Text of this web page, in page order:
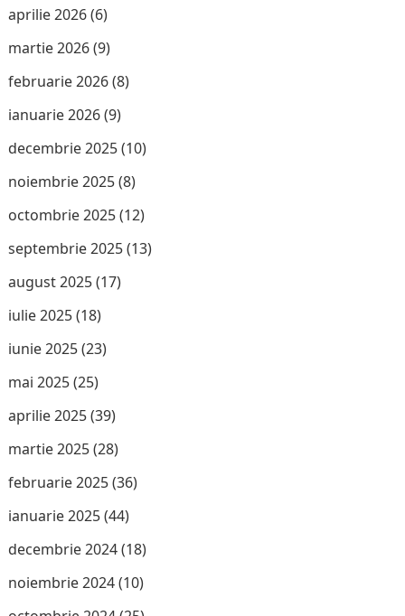
aprilie 2026(6)
martie 2026(9)
februarie 2026(8)
ianuarie 2026(9)
decembrie 2025(10)
noiembrie 2025(8)
octombrie 2025(12)
septembrie 2025(13)
august 2025(17)
iulie 2025(18)
iunie 2025(23)
mai 2025(25)
aprilie 2025(39)
martie 2025(28)
februarie 2025(36)
ianuarie 2025(44)
decembrie 2024(18)
noiembrie 2024(10)